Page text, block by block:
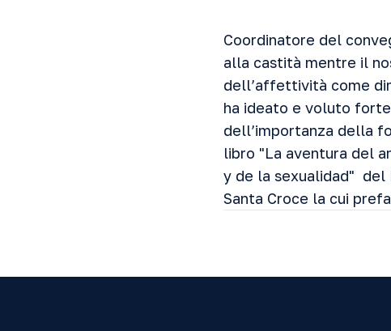
Coordinatore del
alla castità mentre il
dell’affettività come
ha ideato e voluto
dell’importanza della
libro "La aventura del
y de la sexualidad"
Santa Croce la cui